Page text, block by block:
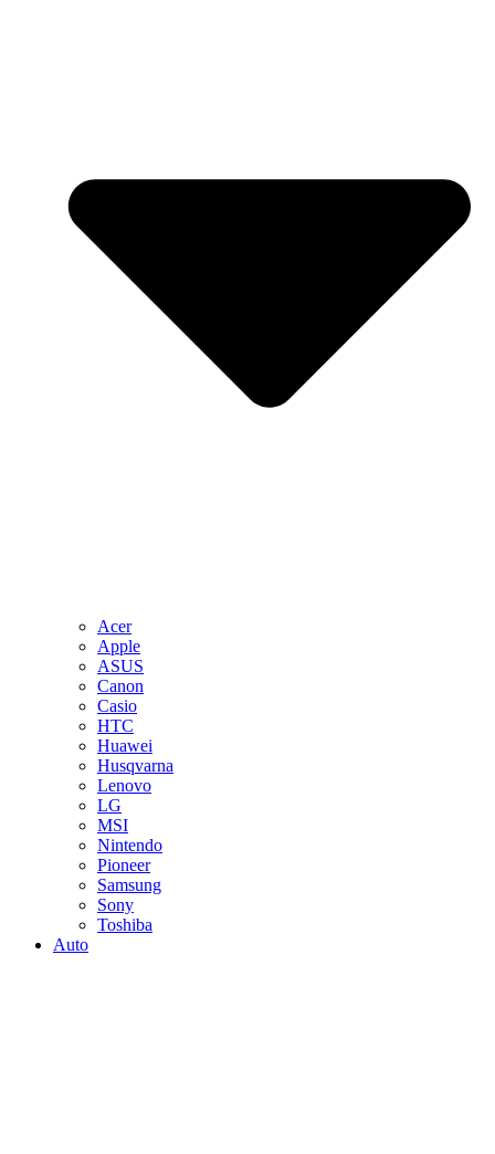
Acer
Apple
ASUS
Canon
Casio
HTC
Huawei
Husqvarna
Lenovo
LG
MSI
Nintendo
Pioneer
Samsung
Sony
Toshiba
Auto